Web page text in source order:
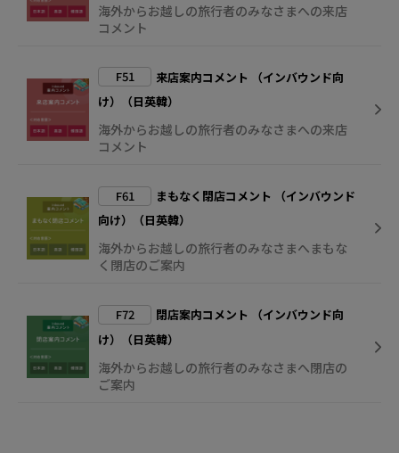
海外からお越しの旅行者のみなさまへの来店
コメント
F51
来店案内コメント （インバウンド向
け）（日英韓）
海外からお越しの旅行者のみなさまへの来店
コメント
F61
まもなく閉店コメント （インバウンド
向け）（日英韓）
海外からお越しの旅行者のみなさまへまもな
く閉店のご案内
F72
閉店案内コメント （インバウンド向
け）（日英韓）
海外からお越しの旅行者のみなさまへ閉店の
ご案内